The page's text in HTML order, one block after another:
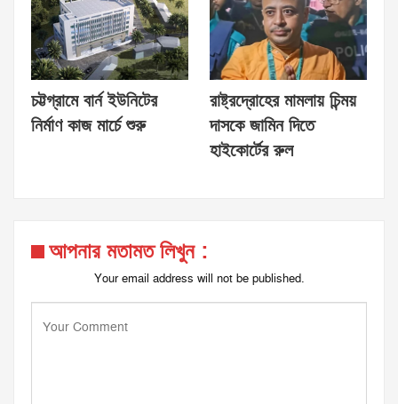
চট্টগ্রামে বার্ন ইউনিটের
নির্মাণ কাজ মার্চে শুরু
রাষ্ট্রদ্রোহের মামলায় চিন্ময়
দাসকে জামিন দিতে
হাইকোর্টের রুল
আপনার মতামত লিখুন :
Your email address will not be published.